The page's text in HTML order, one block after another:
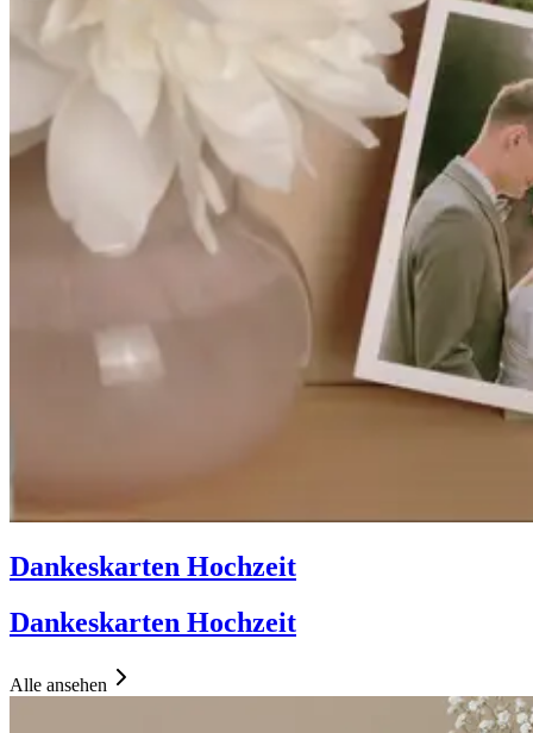
Dankeskarten Hochzeit
Dankeskarten Hochzeit
Alle ansehen